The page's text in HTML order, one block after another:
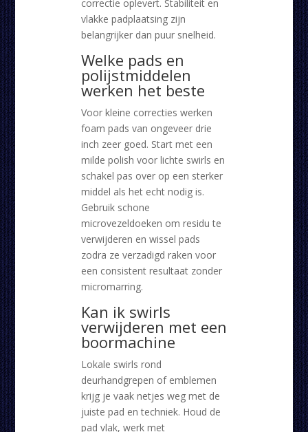
correctie oplevert. Stabiliteit en
vlakke padplaatsing zijn
belangrijker dan puur snelheid.
Welke pads en
polijstmiddelen
werken het beste
Voor kleine correcties werken
foam pads van ongeveer drie
inch zeer goed. Start met een
milde polish voor lichte swirls en
schakel pas over op een sterker
middel als het echt nodig is.
Gebruik schone
microvezeldoeken om residu te
verwijderen en wissel pads
zodra ze verzadigd raken voor
een consistent resultaat zonder
micromarring.
Kan ik swirls
verwijderen met een
boormachine
Lokale swirls rond
deurhandgrepen of emblemen
krijg je vaak netjes weg met de
juiste pad en techniek. Houd de
pad vlak, werk met